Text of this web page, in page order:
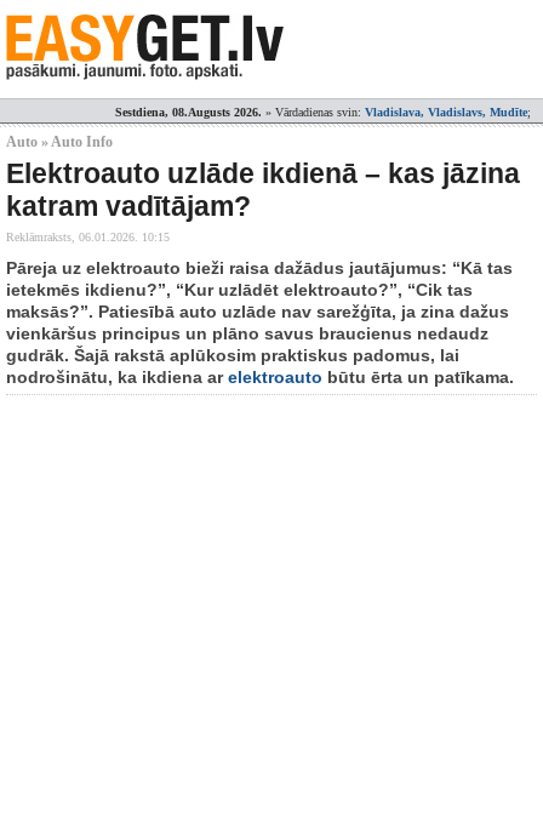
Sestdiena, 08.Augusts 2026. » Vārdadienas svin: Vladislava, Vladislavs, Mudīte;
Auto » Auto Info
Elektroauto uzlāde ikdienā – kas jāzina
katram vadītājam?
Reklāmraksts, 06.01.2026. 10:15
Pāreja uz elektroauto bieži raisa dažādus jautājumus: “Kā tas
ietekmēs ikdienu?”, “Kur uzlādēt elektroauto?”, “Cik tas
maksās?”. Patiesībā auto uzlāde nav sarežģīta, ja zina dažus
vienkāršus principus un plāno savus braucienus nedaudz
gudrāk. Šajā rakstā aplūkosim praktiskus padomus, lai
nodrošinātu, ka ikdiena arelektroauto būtu ērta un patīkama.